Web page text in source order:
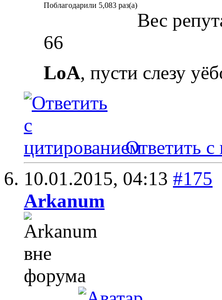
Поблагодарили 5,083 раз(а)
Вес
66
LoA, пусти слезу
Ответить с
10.01.2015, 04:13 #175
Arkanum